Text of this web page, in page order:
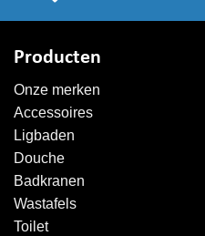
Producten
Onze merken
Accessoires
Ligbaden
Douche
Badkranen
Wastafels
Toilet